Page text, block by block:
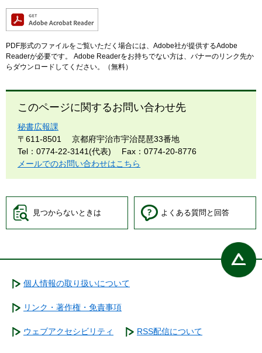
PDF形式のファイルをご覧いただく場合には、Adobe社が提供するAdobe
Readerが必要です。
Adobe Readerをお持ちでない方は、バナーのリンク先か
らダウンロードしてください。（無料）
このページに関するお問い合わせ先
秘書広報課
〒611-8501
京都府宇治市宇治琵琶33番地
Tel：0774-22-3141(代表)
Fax：0774-20-8776
メールでのお問い合わせはこちら
見つからないときは よくある質問と回答
個人情報の取り扱いについて
リンク・著作権・免責事項
ウェブアクセシビリティ RSS配信について